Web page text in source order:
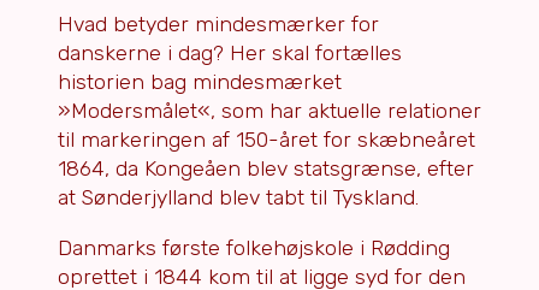
Hvad betyder mindesmærker for
danskerne i dag? Her skal fortælles
historien bag mindesmærket
»Modersmålet«, som har aktuelle relationer
til markeringen af 150-året for skæbneåret
1864, da Kongeåen blev statsgrænse, efter
at Sønderjylland blev tabt til Tyskland.
Danmarks første folkehøjskole i Rødding
oprettet i 1844 kom til at ligge syd for den